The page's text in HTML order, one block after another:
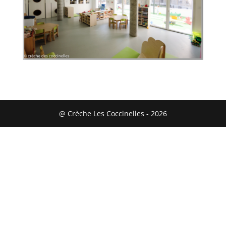
@ Crèche Les Coccinelles - 2026